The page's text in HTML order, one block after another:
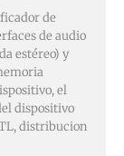
de
de audio
estéreo) y
el
dispositivo
distribucion